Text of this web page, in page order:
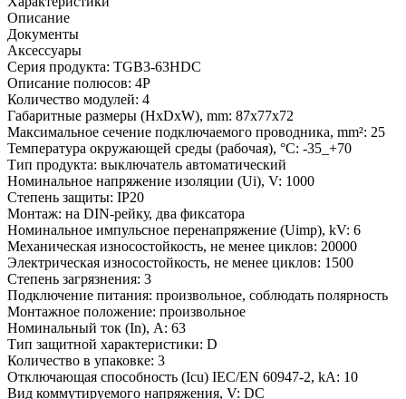
Описание
Документы
Аксессуары
Серия продукта: TGB3-63HDC
Описание полюсов: 4P
Количество модулей: 4
Габаритные размеры (HxDxW), mm: 87x77x72
Максимальное сечение подключаемого проводника, mm²: 25
Температура окружающей среды (рабочая), °С: -35_+70
Тип продукта: выключатель автоматический
Номинальное напряжение изоляции (Ui), V: 1000
Степень защиты: IP20
Монтаж: на DIN-рейку, два фиксатора
Номинальное импульсное перенапряжение (Uimp), kV: 6
Механическая износостойкость, не менее циклов: 20000
Электрическая износостойкость, не менее циклов: 1500
Степень загрязнения: 3
Подключение питания: произвольное, соблюдать полярность
Монтажное положение: произвольное
Номинальный ток (In), A: 63
Тип защитной характеристики: D
Количество в упаковке: 3
Отключающая способность (Icu) IEC/EN 60947-2, kA: 10
Вид коммутируемого напряжения, V: DC